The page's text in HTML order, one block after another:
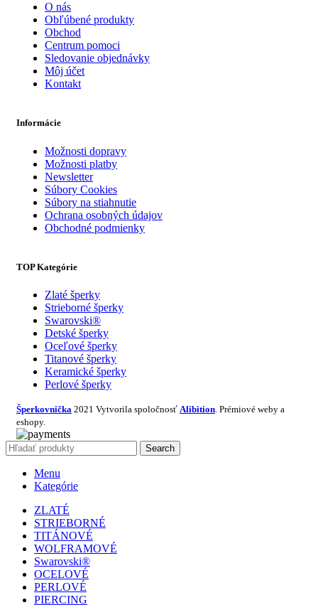
O nás
Obľúbené produkty
Obchod
Centrum pomoci
Sledovanie objednávky
Môj účet
Kontakt
Informácie
Možnosti dopravy
Možnosti platby
Newsletter
Súbory Cookies
Súbory na stiahnutie
Ochrana osobných údajov
Obchodné podmienky
TOP Kategórie
Zlaté šperky
Strieborné šperky
Swarovski®
Detské šperky
Oceľové šperky
Titanové šperky
Keramické šperky
Perlové šperky
Šperkovnička 2021 Vytvorila spoločnosť Alibition . Prémiové weby a
eshopy.
Search
Menu
Kategórie
ZLATÉ
STRIEBORNÉ
TITÁNOVÉ
WOLFRAMOVÉ
Swarovski®
OCELOVÉ
PERLOVÉ
PIERCING